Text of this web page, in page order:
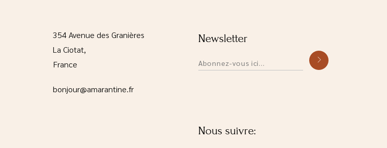
354 Avenue des Granières
La Ciotat,
France
bonjour@amarantine.fr
Newsletter
Nous suivre: